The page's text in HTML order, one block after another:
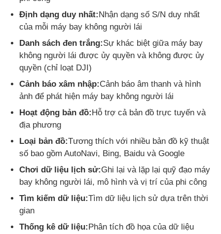
Drone phun nông nghiệp
Máy bay không người lái FPV
Bộ phận máy bay không người lái
Thiết bị chống máy bay không người lái
ống ngắm ảnh nhiệt
Công cụ tìm phạm vi tia laser
Định dạng duy nhất:Nhận dạng số S/N duy nhất
của mỗi máy bay không người lái
Danh sách đen trắng:Sự khác biệt giữa máy bay
không người lái được ủy quyền và không được ủy
quyền (chỉ loạt DJI)
Cảnh báo xâm nhập:Cảnh báo âm thanh và hình
ảnh để phát hiện máy bay không người lái
Hoạt động bản đồ:Hỗ trợ cả bản đồ trực tuyến và
địa phương
Loại bản đồ:Tương thích với nhiều bản đồ kỹ thuật
số bao gồm AutoNavi, Bing, Baidu và Google
Chơi dữ liệu lịch sử:Ghi lại và lặp lại quỹ đạo máy
bay không người lái, mô hình và vị trí của phi công
Tìm kiếm dữ liệu:Tìm dữ liệu lịch sử dựa trên thời
gian
Thống kê dữ liệu:Phân tích đồ họa của dữ liệu